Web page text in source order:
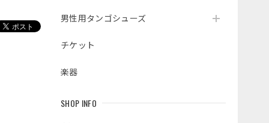
男性用タンゴシューズ
チケット
楽器
SHOP INFO